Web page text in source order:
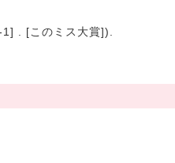
. [このミス大賞]).